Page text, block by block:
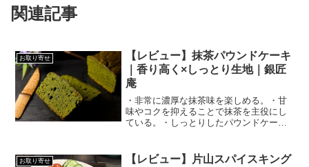
関連記事
お取り寄せ
【レビュー】抹茶パウンドケーキ
｜香り高く×しっとり生地｜銀匠
庵
・非常に濃厚な抹茶味を楽しめる。・甘
味やコクを抑えることで抹茶を主役にし
ている。・しっとりしたパウンドケー
お取り寄せ
【レビュー】片山スパイスキング